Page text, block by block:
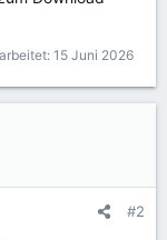
15 Juni 2026
#2